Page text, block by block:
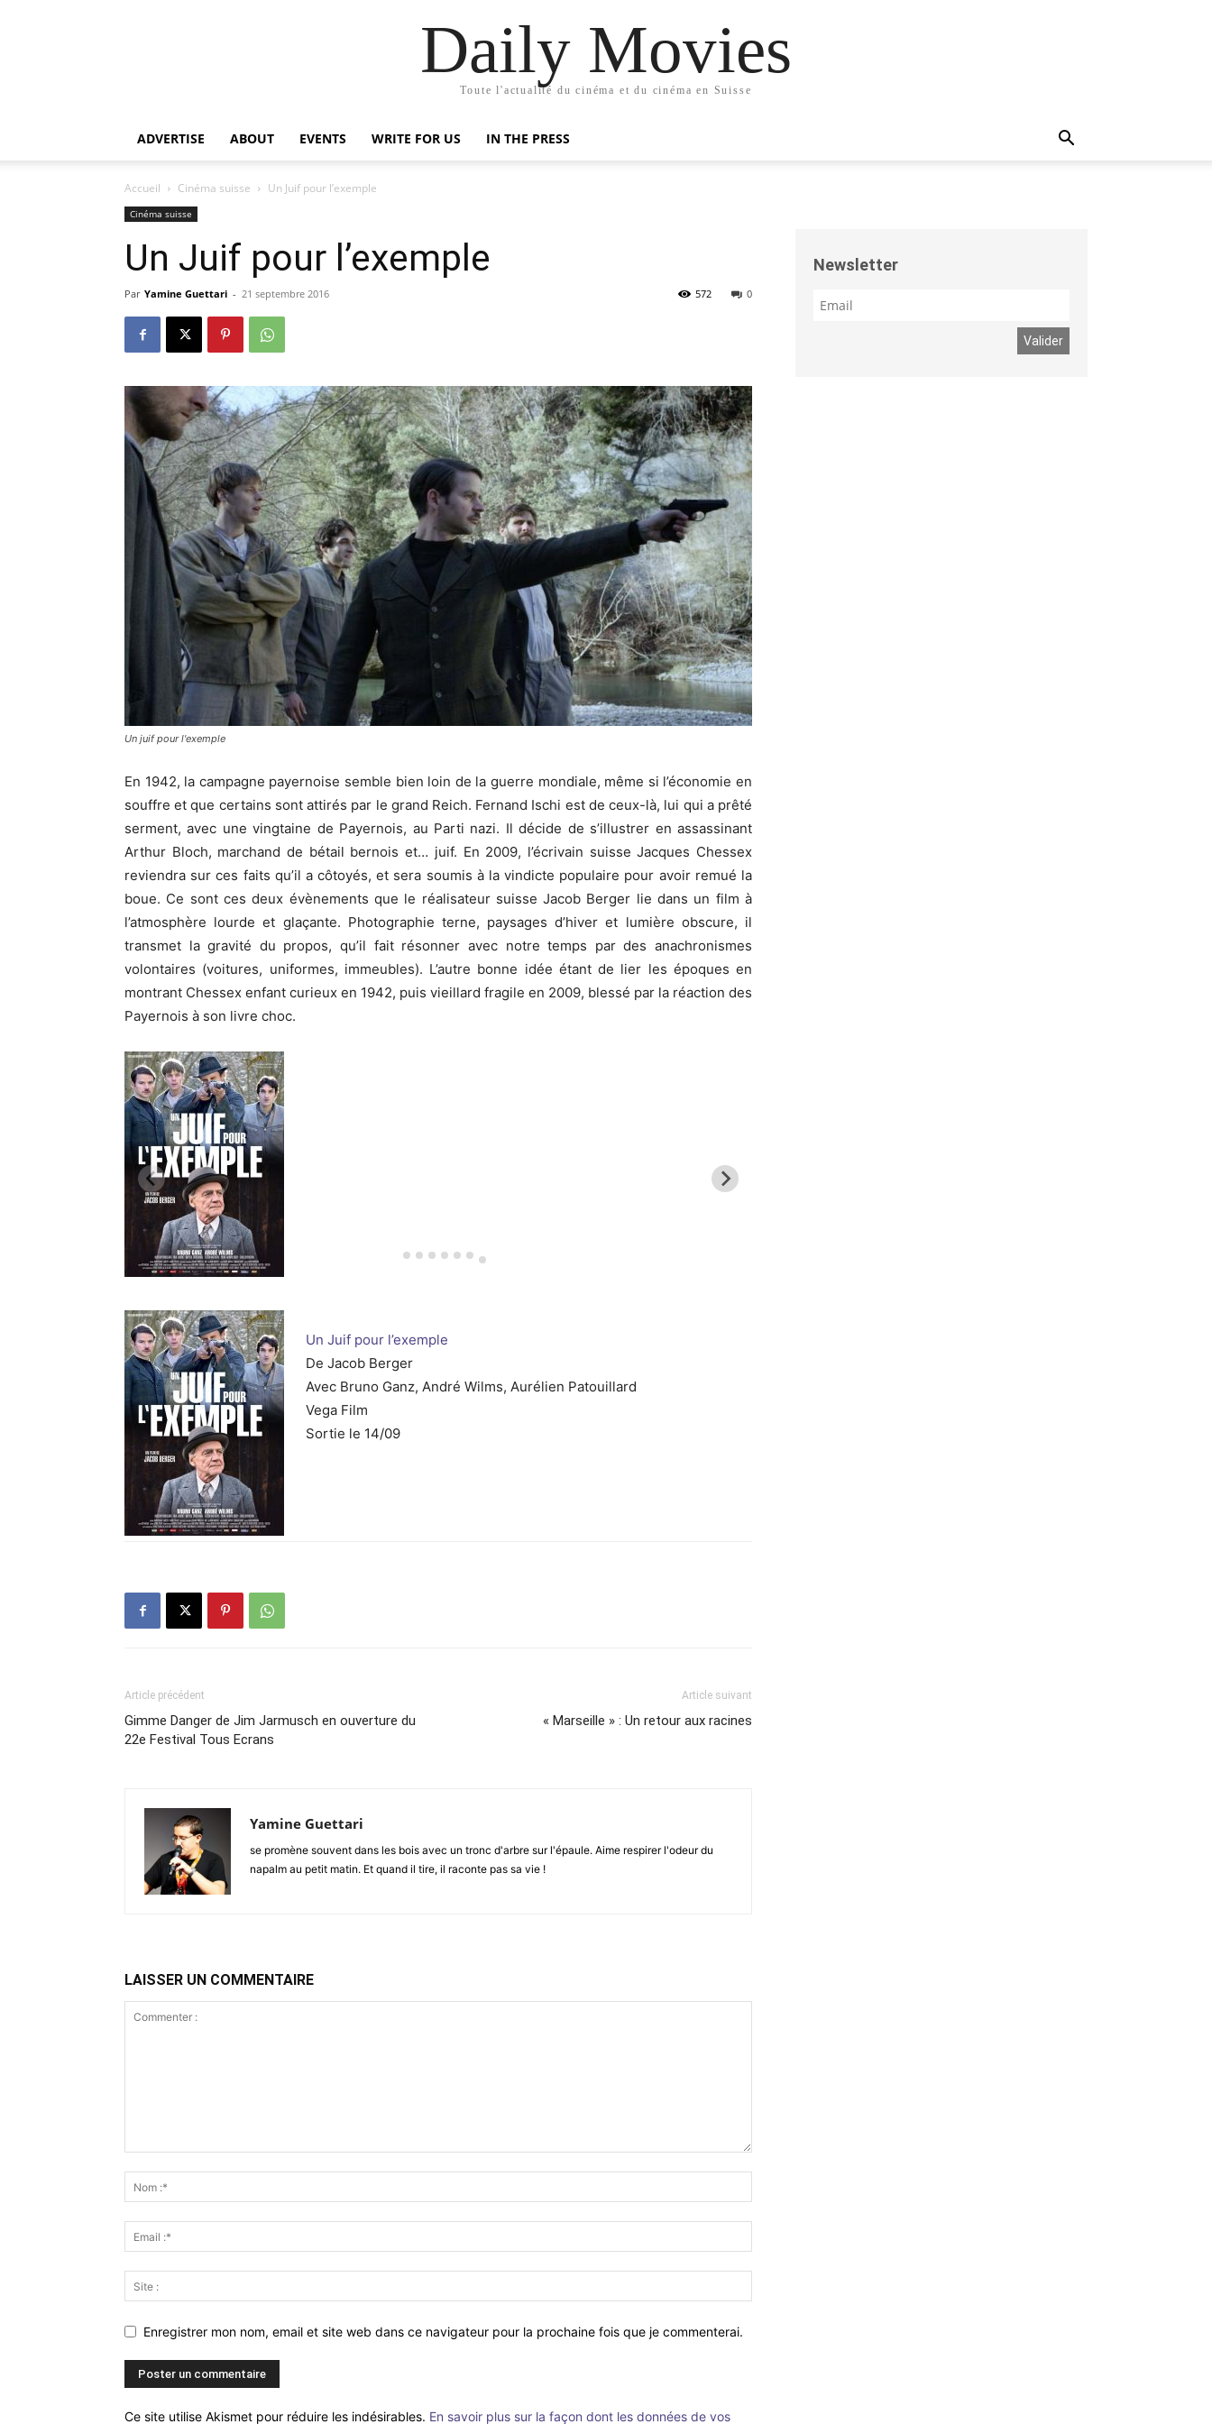
Daily Movies
Toute l'actualité du cinéma et du cinéma en Suisse
ADVERTISE ABOUT EVENTS WRITE FOR US IN THE PRESS
Accueil Cinéma suisse Un Juif pour l’exemple
Cinéma suisse
Un Juif pour l’exemple
Par Yamine Guettari - 21 septembre 2016 0
572
Un juif pour l'exemple
En 1942, la campagne payernoise semble bien loin de la guerre mondiale, même si l’économie en
souffre et que certains sont attirés par le grand Reich. Fernand Ischi est de ceux-là, lui qui a prêté
serment, avec une vingtaine de Payernois, au Parti nazi. Il décide de s’illustrer en assassinant
Arthur Bloch, marchand de bétail bernois et… juif. En 2009, l’écrivain suisse Jacques Chessex
reviendra sur ces faits qu’il a côtoyés, et sera soumis à la vindicte populaire pour avoir remué la
boue. Ce sont ces deux évènements que le réalisateur suisse Jacob Berger lie dans un film à
l’atmosphère lourde et glaçante. Photographie terne, paysages d’hiver et lumière obscure, il
transmet la gravité du propos, qu’il fait résonner avec notre temps par des anachronismes
volontaires (voitures, uniformes, immeubles). L’autre bonne idée étant de lier les époques en
montrant Chessex enfant curieux en 1942, puis vieillard fragile en 2009, blessé par la réaction des
Payernois à son livre choc.
Un Juif pour l’exemple
De Jacob Berger
Avec Bruno Ganz, André Wilms, Aurélien Patouillard
Vega Film
Sortie le 14/09
Article précédent
Gimme Danger de Jim Jarmusch en ouverture du
22e Festival Tous Ecrans
Article suivant
« Marseille » : Un retour aux racines
Yamine Guettari
se promène souvent dans les bois avec un tronc d'arbre sur l'épaule. Aime respirer l'odeur du
napalm au petit matin. Et quand il tire, il raconte pas sa vie !
LAISSER UN COMMENTAIRE
Enregistrer mon nom, email et site web dans ce navigateur pour la prochaine fois que je commenterai.
Ce site utilise Akismet pour réduire les indésirables. En savoir plus sur la façon dont les données de vos
Newsletter